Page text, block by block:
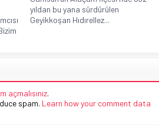
yıldan bu yana sürdürülen
Geyikkoşan Hıdırellez...
açmalısınız.
spam. Learn how your comment data